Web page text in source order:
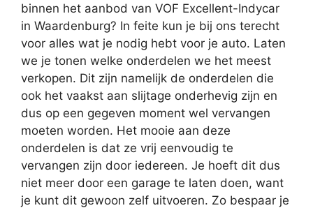
binnen het aanbod van VOF Excellent-Indycar
in Waardenburg? In feite kun je bij ons terecht
voor alles wat je nodig hebt voor je auto. Laten
we je tonen welke onderdelen we het meest
verkopen. Dit zijn namelijk de onderdelen die
ook het vaakst aan slijtage onderhevig zijn en
dus op een gegeven moment wel vervangen
moeten worden. Het mooie aan deze
onderdelen is dat ze vrij eenvoudig te
vervangen zijn door iedereen. Je hoeft dit dus
niet meer door een garage te laten doen, want
je kunt dit gewoon zelf uitvoeren. Zo bespaar je